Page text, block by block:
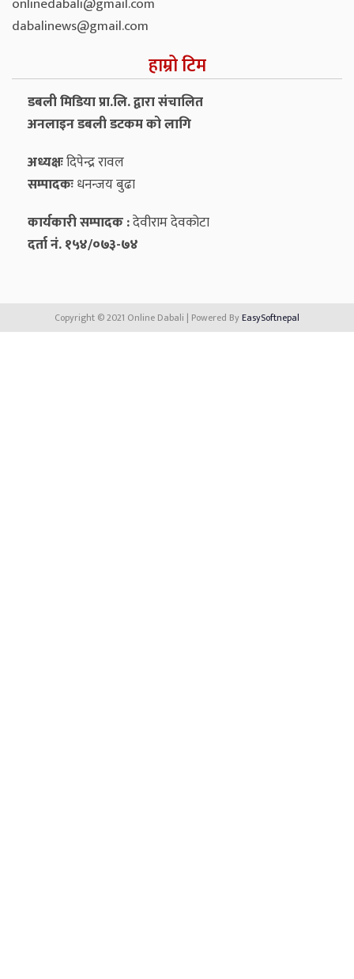
dabalinews@gmail.com
हाम्रो टिम
डबली मिडिया प्रा.लि. द्वारा संचालित
अनलाइन डबली डटकम को लागि
अध्यक्षःदिपेन्द्र रावल
सम्पादकःधनन्‍जय बुढा
कार्यकारी सम्पादक :देवीराम देवकोटा
दर्ता नं. १५४/०७३-७४
Copyright © 2021 Online Dabali | Powered ByEasySoftnepal